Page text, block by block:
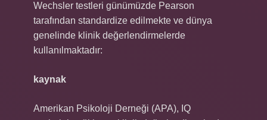
Wechsler testleri günümüzde Pearson
tarafından standardize edilmekte ve dünya
genelinde klinik değerlendirmelerde
kullanılmaktadır:
kaynak
Amerikan Psikoloji Derneği (APA), IQ